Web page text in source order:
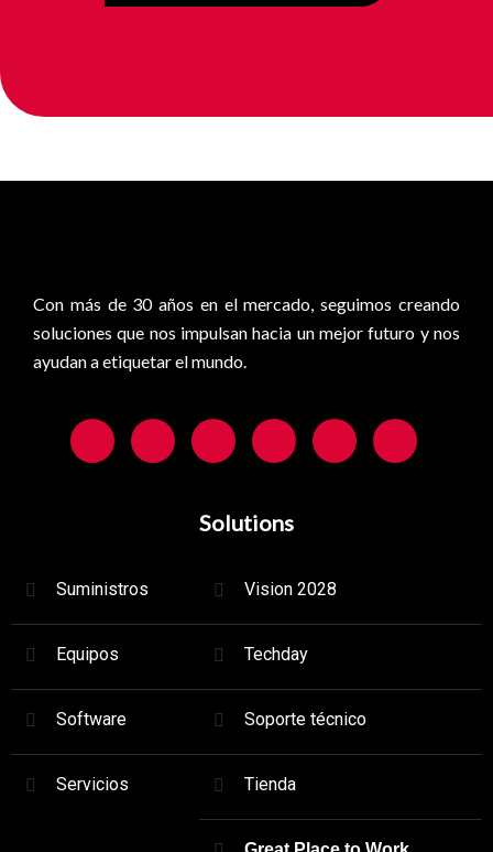
Con más de 30 años en el mercado, seguimos creando
soluciones que nos impulsan hacia un mejor futuro y nos
ayudan a etiquetar el mundo.
Solutions
Suministros
Equipos
Software
Servicios
Vision 2028
Techday
Soporte técnico
Tienda